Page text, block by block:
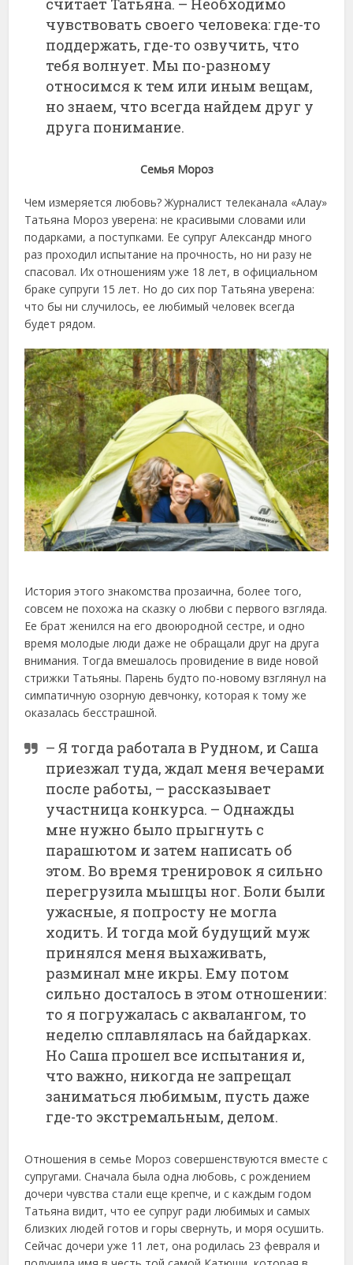
считает Татьяна. – Необходимо
чувствовать своего человека: где-то
поддержать, где-то озвучить, что
тебя волнует. Мы по-разному
относимся к тем или иным вещам,
но знаем, что всегда найдем друг у
друга понимание.
Семья Мороз
Чем измеряется любовь? Журналист телеканала «Алау»
Татьяна Мороз уверена: не красивыми словами или
подарками, а поступками. Ее супруг Александр много
раз проходил испытание на прочность, но ни разу не
спасовал. Их отношениям уже 18 лет, в официальном
браке супруги 15 лет. Но до сих пор Татьяна уверена:
что бы ни случилось, ее любимый человек всегда
будет рядом.
История этого знакомства прозаична, более того,
совсем не похожа на сказку о любви с первого взгляда.
Ее брат женился на его двоюродной сестре, и одно
время молодые люди даже не обращали друг на друга
внимания. Тогда вмешалось провидение в виде новой
стрижки Татьяны. Парень будто по-новому взглянул на
симпатичную озорную девчонку, которая к тому же
оказалась бесстрашной.
– Я тогда работала в Рудном, и Саша
приезжал туда, ждал меня вечерами
после работы, – рассказывает
участница конкурса. – Однажды
мне нужно было прыгнуть с
парашютом и затем написать об
этом. Во время тренировок я сильно
перегрузила мышцы ног. Боли были
ужасные, я попросту не могла
ходить. И тогда мой будущий муж
принялся меня выхаживать,
разминал мне икры. Ему потом
сильно досталось в этом отношении:
то я погружалась с аквалангом, то
неделю сплавлялась на байдарках.
Но Саша прошел все испытания и,
что важно, никогда не запрещал
заниматься любимым, пусть даже
где-то экстремальным, делом.
Отношения в семье Мороз совершенствуются вместе с
супругами. Сначала была одна любовь, с рождением
дочери чувства стали еще крепче, и с каждым годом
Татьяна видит, что ее супруг ради любимых и самых
близких людей готов и горы свернуть, и моря осушить.
Сейчас дочери уже 11 лет, она родилась 23 февраля и